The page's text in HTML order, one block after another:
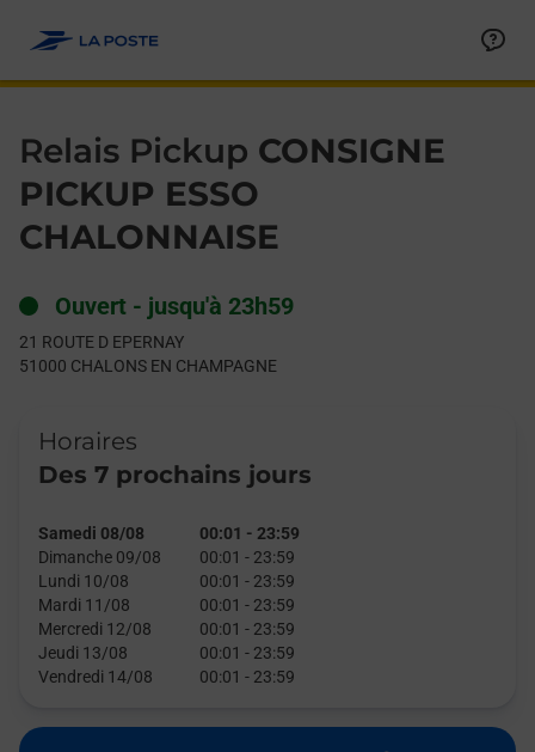
Relais Pickup CONSIGNE
PICKUP ESSO
CHALONNAISE
Ouvert - jusqu'à 23h59
21 ROUTE D EPERNAY
51000 CHALONS EN CHAMPAGNE
Horaires
Des 7 prochains jours
Samedi 08/08 00:01 - 23:59
Dimanche 09/08
00:01 - 23:59
Lundi 10/08
00:01 - 23:59
Mardi 11/08
00:01 - 23:59
Mercredi 12/08
00:01 - 23:59
Jeudi 13/08
00:01 - 23:59
Vendredi 14/08
00:01 - 23:59